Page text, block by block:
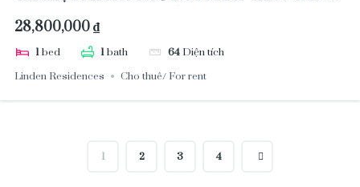
EMPIRE CITY CHO THUÊ
28,800,000 ₫
1bed 1bath 64 Diện tích
Linden Residences
Cho thuê/ For rent
1 2 3 4